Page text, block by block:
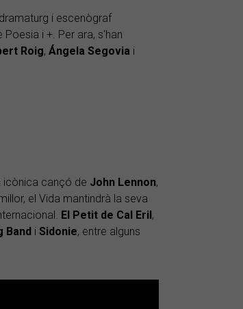
i escenògraf
i +. Per ara, s'han
Roig, Ángela Segovia i
icònica cançó de John Lennon,
el Vida mantindrà la seva
El Petit de Cal Eril,
Band i Sidonie, entre alguns